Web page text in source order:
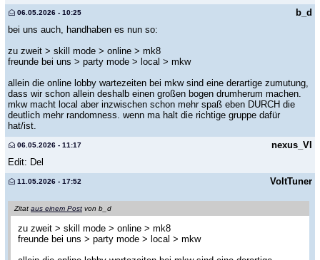
b_d
06.05.2026 - 10:25
bei uns auch, handhaben es nun so:
zu zweit > skill mode > online > mk8
freunde bei uns > party mode > local > mkw
allein die online lobby wartezeiten bei mkw sind eine derartige zumutung,
dass wir schon allein deshalb einen großen bogen drumherum machen.
mkw macht local aber inzwischen schon mehr spaß eben DURCH die
deutlich mehr randomness. wenn ma halt die richtige gruppe dafür
hat/ist.
nexus_VI
06.05.2026 - 11:17
Edit: Del
VoltTuner
11.05.2026 - 17:52
Zitat aus einem Post von b_d
zu zweit > skill mode > online > mk8
freunde bei uns > party mode > local > mkw